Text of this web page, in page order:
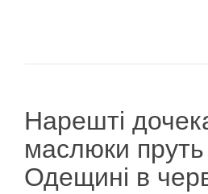
Нарешті
маслюки
Одещині в